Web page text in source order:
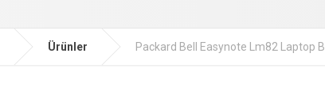
Ürünler Packard Bell Easynote Lm82 Laptop